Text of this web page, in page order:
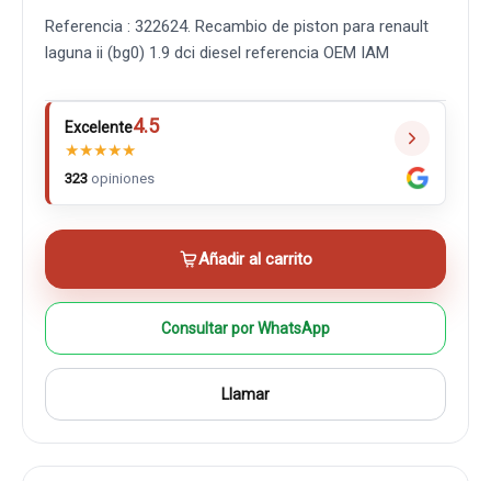
Referencia : 322624. Recambio de piston para renault
laguna ii (bg0) 1.9 dci diesel referencia OEM IAM
Excelente4.5
★★★★★
323 opiniones
Añadir al carrito
Consultar por WhatsApp
Llamar